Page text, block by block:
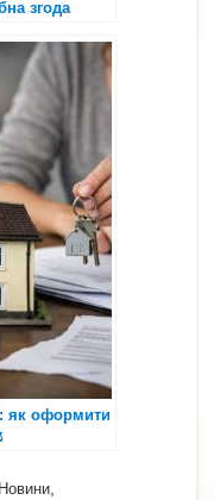
згода
як оформити
Новини,